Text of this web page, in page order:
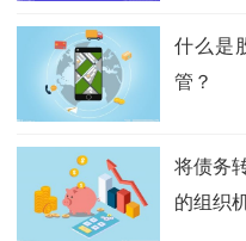
什么是
管？
将债务
的组织